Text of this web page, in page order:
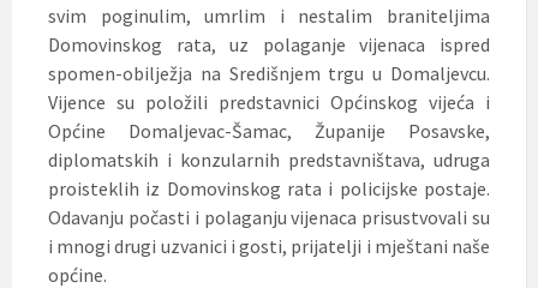
svim poginulim, umrlim i nestalim braniteljima
Domovinskog rata, uz polaganje vijenaca ispred
spomen-obilježja na Središnjem trgu u Domaljevcu.
Vijence su položili predstavnici Općinskog vijeća i
Općine Domaljevac-Šamac, Županije Posavske,
diplomatskih i konzularnih predstavništava, udruga
proisteklih iz Domovinskog rata i policijske postaje.
Odavanju počasti i polaganju vijenaca prisustvovali su
i mnogi drugi uzvanici i gosti, prijatelji i mještani naše
općine.